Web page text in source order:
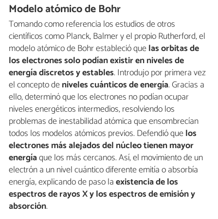
Modelo atómico de Bohr
Tomando como referencia los estudios de otros
científicos como Planck, Balmer y el propio Rutherford, el
modelo atómico de Bohr estableció quelasorbitas de
los electrones solo podían existir en niveles de
energía discretos y estables. Introdujo por primera vez
el concepto deniveles cuánticos de energía. Gracias a
ello, determinó que los electrones no podían ocupar
niveles energéticos intermedios, resolviendo los
problemas de inestabilidad atómica que ensombrecían
todos los modelos atómicos previos. Defendió quelos
electrones más alejados del núcleo tienen mayor
energíaque los más cercanos. Así, el movimiento de un
electrón a un nivel cuántico diferente emitía o absorbía
energía, explicando de paso laexistencia de los
espectros de rayos X y los espectros de emisión y
absorción.